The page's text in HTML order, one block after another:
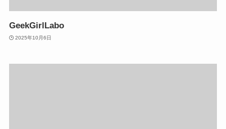
GeekGirlLabo
2025年10月6日